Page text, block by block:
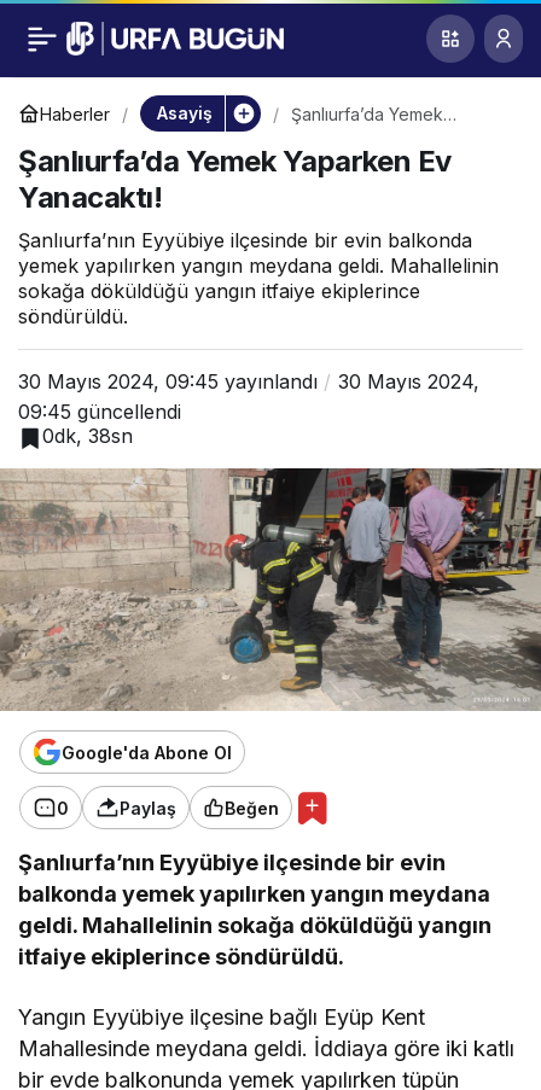
Haberler Asayiş
Şanlıurfa’da Yemek
Şanlıurfa’da Yemek Yaparken Ev
Yanacaktı!
Şanlıurfa’nın Eyyübiye ilçesinde bir evin balkonda
yemek yapılırken yangın meydana geldi. Mahallelinin
sokağa döküldüğü yangın itfaiye ekiplerince
söndürüldü.
30 Mayıs 2024, 09:45 yayınlandı
30 Mayıs 2024,
09:45 güncellendi
0dk, 38sn
Google'da Abone Ol
0 Paylaş Beğen
Şanlıurfa’nın Eyyübiye ilçesinde bir evin
balkonda yemek yapılırken yangın meydana
geldi. Mahallelinin sokağa döküldüğü yangın
itfaiye ekiplerince söndürüldü.
Yangın Eyyübiye ilçesine bağlı Eyüp Kent
Mahallesinde meydana geldi. İddiaya göre iki katlı
bir evde balkonunda yemek yapılırken tüpün
Şanlıurfa’da Yemek
Yaparken Ev
Yanacaktı!
0